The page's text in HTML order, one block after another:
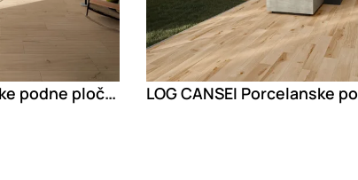
LOG Porcelanske podne pločice za spoljašnju upotrebu sa izgledom drveta